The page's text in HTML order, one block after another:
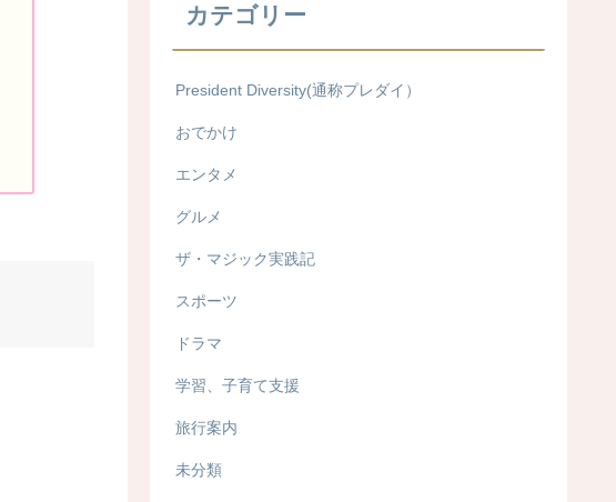
カテゴリー
President Diversity(通称プレダイ）
おでかけ
エンタメ
グルメ
ザ・マジック実践記
スポーツ
ドラマ
学習、子育て支援
旅行案内
未分類